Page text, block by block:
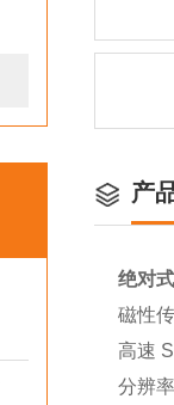
产
绝对
磁性
高速
分辨